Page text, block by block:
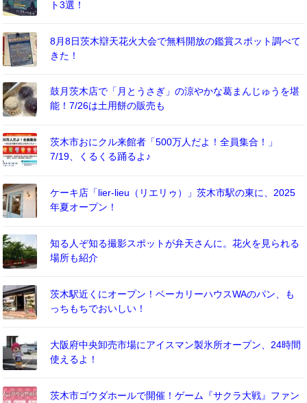
ト3選！
8月8日茨木辯天花火大会で無料開放の鑑賞スポット調べて
きた！
鼓月茨木店で「月とうさぎ」の涼やかな葛まんじゅうを堪
能！7/26は土用餅の販売も
茨木市おにクル来館者「500万人だよ！全員集合！」
7/19、くるくる踊るよ♪
ケーキ店「lier-lieu（リエリゥ）」茨木市駅の東に、2025
年夏オープン！
知る人ぞ知る撮影スポットが弁天さんに。花火を見られる
場所も紹介
茨木駅近くにオープン！ベーカリーハウスWAのパン、も
っちもちでおいしい！
大阪府中央卸売市場にアイスマン製氷所オープン、24時間
使えるよ！
茨木市ゴウダホールで開催！ゲーム『サクラ大戦』ファン